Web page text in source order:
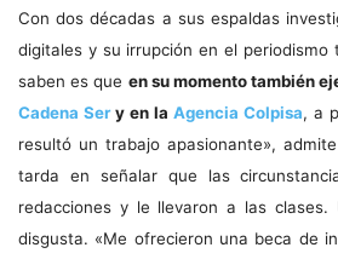
Con dos décadas a sus espaldas
digitales y su irrupción en el periodismo
saben es que en su momento también
Cadena Sery en la Agencia Colpisa, a
resultó un trabajo apasionante»,
tarda en señalar que las
redacciones y le llevaron a las
disgusta. «Me ofrecieron una beca de